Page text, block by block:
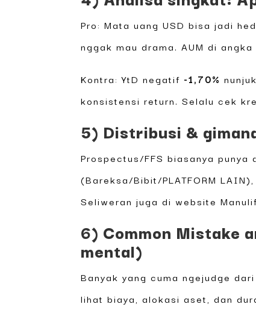
Pro: Mata uang USD bisa jadi
nggak mau drama. AUM di
Kontra: YtD negatif -1,70%
konsistensi return. Selalu cek
5) Distribusi &
Prospectus/FFS biasanya
(Bareksa/Bibit/PLATFORM
Seliweran juga di website
6) Common Mistake
mental)
Banyak yang cuma ngejudge
lihat biaya, alokasi aset, dan